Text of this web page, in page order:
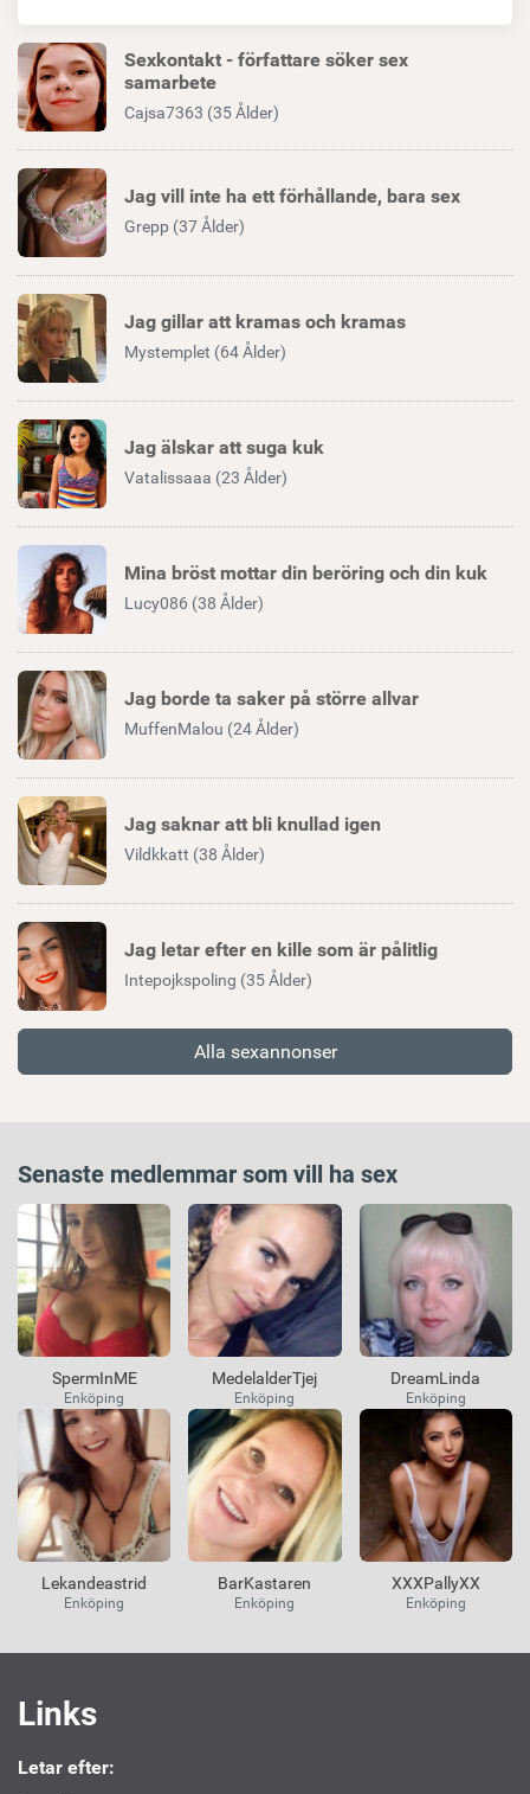
Sexkontakt - författare söker sex
samarbete
Cajsa7363 (35 Ålder)
Jag vill inte ha ett förhållande, bara sex
Grepp (37 Ålder)
Jag gillar att kramas och kramas
Mystemplet (64 Ålder)
Jag älskar att suga kuk
Vatalissaaa (23 Ålder)
Mina bröst mottar din beröring och din kuk
Lucy086 (38 Ålder)
Jag borde ta saker på större allvar
MuffenMalou (24 Ålder)
Jag saknar att bli knullad igen
Vildkkatt (38 Ålder)
Jag letar efter en kille som är pålitlig
Intepojkspoling (35 Ålder)
Alla sexannonser
Senaste medlemmar som vill ha sex
SpermInME
Enköping
MedelalderTjej
Enköping
DreamLinda
Enköping
Lekandeastrid
Enköping
BarKastaren
Enköping
XXXPallyXX
Enköping
Användbara
länkar
Links
Letar efter: